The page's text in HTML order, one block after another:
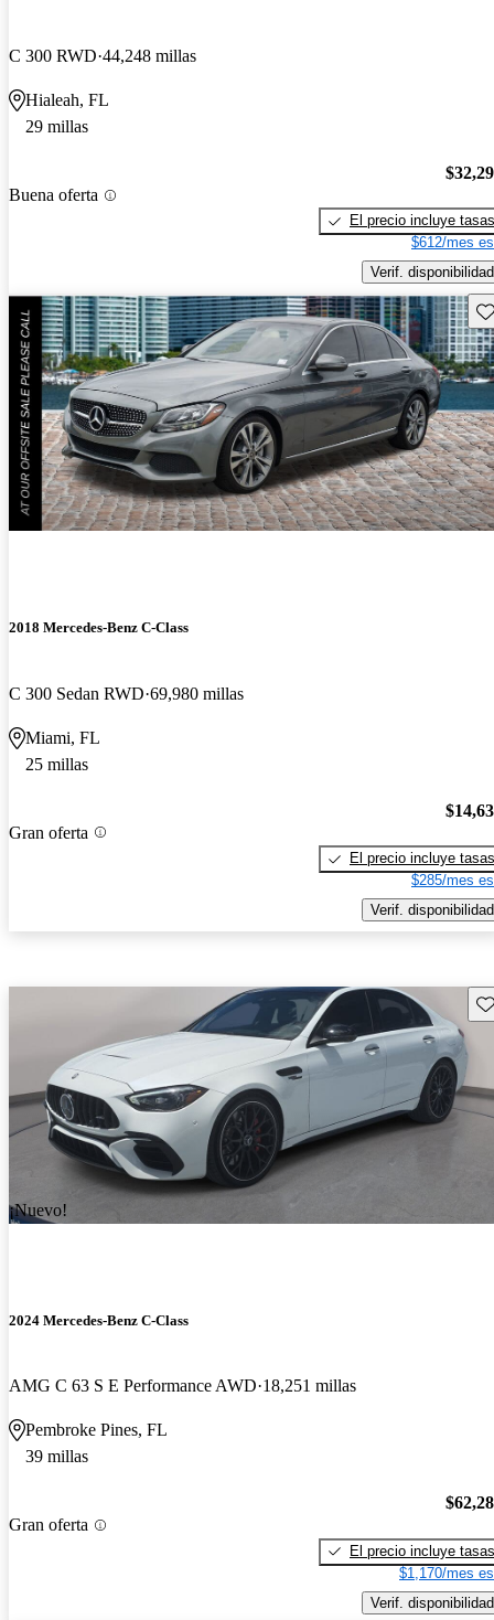
C 300 RWD 44,248 millas
Hialeah, FL
29 millas
Buena oferta
El precio incluye tasas
$612/mes
Verif. disponibilidad
2018 Mercedes-Benz C-Class
C 300 Sedan RWD 69,980 millas
Miami, FL
25 millas
Gran oferta
El precio incluye tasas
$285/mes
Verif. disponibilidad
¡Nuevo!
2024 Mercedes-Benz C-Class
AMG C 63 S E Performance AWD 18,251 millas
Pembroke Pines, FL
39 millas
Gran oferta
El precio incluye tasas
$1,170/mes
Verif. disponibilidad